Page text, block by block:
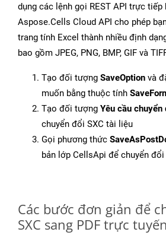
dụng các lệnh gọi REST API trực tiếp
Aspose.Cells Cloud API cho phép
trang tính Excel thành nhiều định
bao gồm JPEG, PNG, BMP, GIF và
Tạo đối tượng SaveOption và
muốn bằng thuộc tính
Tạo đối tượng Yêu cầu
chuyển đổi SXC tài liệu
Gọi phương thức
bản lớp CellsApi để chuyển đổi
Các bước đơn giản để
SXC sang PDF trực tuyến